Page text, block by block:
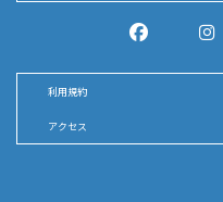
利用規約
アクセス